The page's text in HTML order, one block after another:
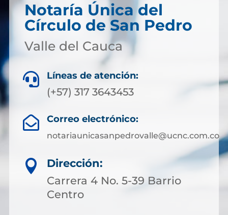
Notaría Única del
Círculo de San Pedro
Valle del Cauca
 Líneas de atención:
(+57) 317 3643453
 Correo electrónico:
notariaunicasanpedrovalle@ucnc.com.co

Dirección:
Carrera 4 No. 5-39 Barrio
Centro